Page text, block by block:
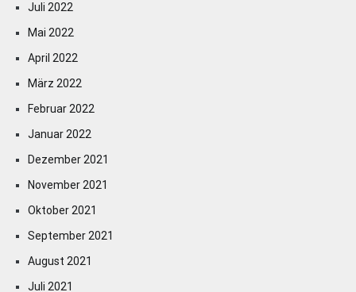
Juli 2022
Mai 2022
April 2022
März 2022
Februar 2022
Januar 2022
Dezember 2021
November 2021
Oktober 2021
September 2021
August 2021
Juli 2021